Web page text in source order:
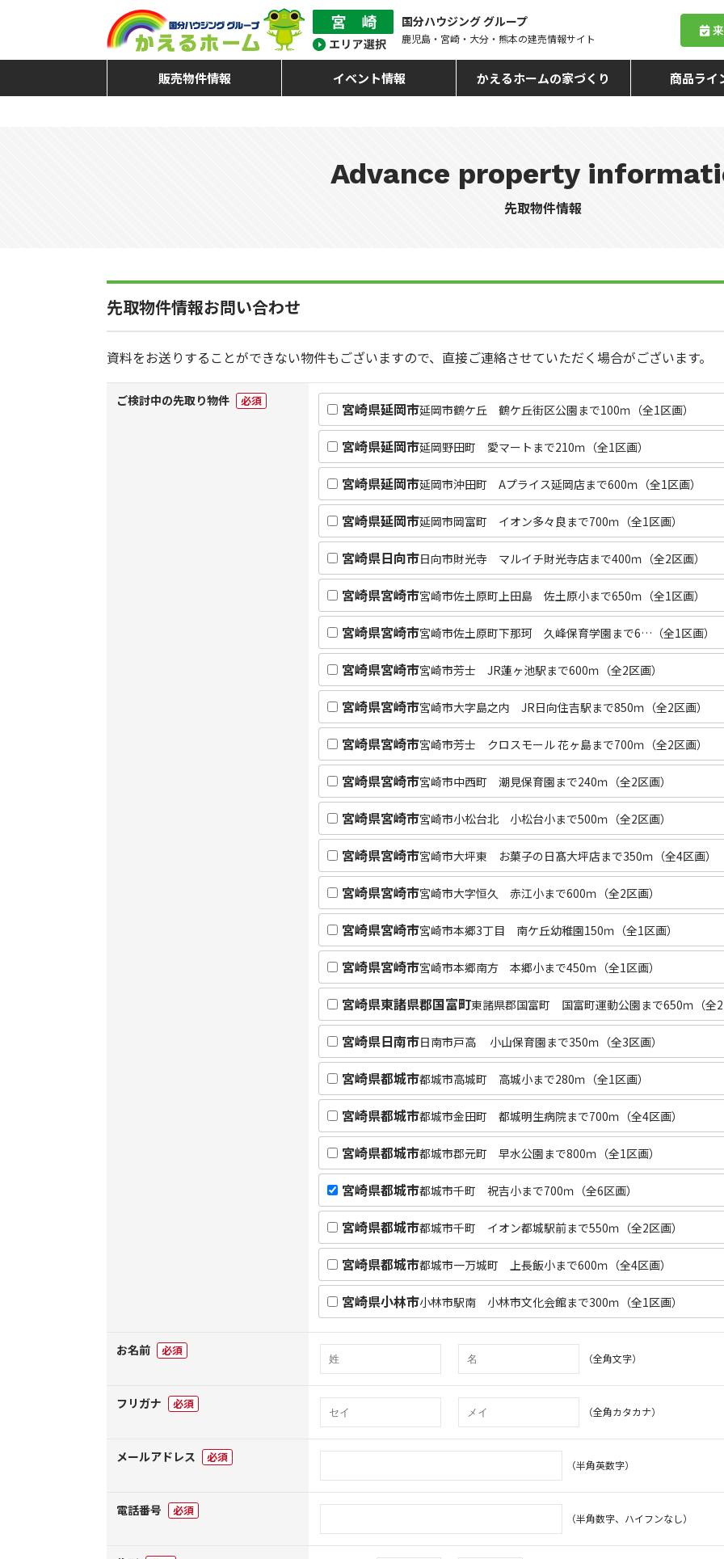
国分ハウジング グループ
鹿児島・宮崎・大分・熊本の建売情報サイト
販売物件情報 イベント情報 かえるホームの家づくり 商品ライ
Advance property
先取物件情報
先取物件情報お問い合わせ
資料をお送りすることができない物件もございますので、直接ご連絡させていただく場合がございます。
ご検討中の先取り物件 必須 宮崎県延岡市延岡市鶴ケ丘 鶴ケ丘街区公園まで100ｍ（全1区画）
宮崎県延岡市延岡野田町 愛マートまで210ｍ（全1区画）
宮崎県延岡市延岡市沖田町 Aプライス延岡店まで600ｍ（全1区画）
宮崎県延岡市延岡市岡富町 イオン多々良まで700ｍ（全1区画）
宮崎県日向市日向市財光寺 マルイチ財光寺店まで400ｍ（全2区画）
宮崎県宮崎市宮崎市佐土原町上田島 佐土原小まで650ｍ（全1区画）
宮崎県宮崎市宮崎市佐土原町下那珂 久峰保育学園まで6…（全1区画）
宮崎県宮崎市宮崎市芳士 JR蓮ヶ池駅まで600ｍ（全2区画）
宮崎県宮崎市宮崎市大字島之内 JR日向住吉駅まで850ｍ（全2区画）
宮崎県宮崎市宮崎市芳士 クロスモール 花ヶ島まで700ｍ（全2区画）
宮崎県宮崎市宮崎市中西町 潮見保育園まで240ｍ（全2区画）
宮崎県宮崎市宮崎市小松台北 小松台小まで500ｍ（全2区画）
宮崎県宮崎市宮崎市大坪東 お菓子の日髙大坪店まで350ｍ（全4区画）
宮崎県宮崎市宮崎市大字恒久 赤江小まで600ｍ（全2区画）
宮崎県宮崎市宮崎市本郷3丁目 南ケ丘幼稚園150ｍ（全1区画）
宮崎県宮崎市宮崎市本郷南方 本郷小まで450ｍ（全1区画）
宮崎県東諸県郡国富町東諸県郡国富町 国富町運動公園まで650ｍ（全
宮崎県日南市日南市戸高 小山保育園まで350ｍ（全3区画）
宮崎県都城市都城市高城町 高城小まで280ｍ（全1区画）
宮崎県都城市都城市金田町 都城明生病院まで700ｍ（全4区画）
宮崎県都城市都城市郡元町 早水公園まで800ｍ（全1区画）
宮崎県都城市都城市千町 祝吉小まで700ｍ（全6区画）
宮崎県都城市都城市千町 イオン都城駅前まで550ｍ（全2区画）
宮崎県都城市都城市一万城町 上長飯小まで600ｍ（全4区画）
宮崎県小林市小林市駅南 小林市文化会館まで300ｍ（全1区画）
お名前 必須
（全角文字）
フリガナ 必須
（全角カタカナ）
メールアドレス 必須
（半角英数字）
電話番号 必須
（半角数字、ハイフンなし）